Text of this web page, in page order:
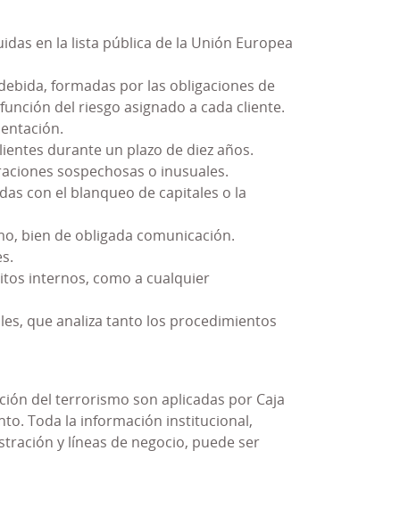
en la lista pública de la Unión Europea
formadas por las obligaciones de
del riesgo asignado a cada cliente.
durante un plazo de diez años.
sospechosas o inusuales.
con el blanqueo de capitales o la
bien de obligada comunicación.
internos, como a cualquier
que analiza tanto los procedimientos
del terrorismo son aplicadas por Caja
Toda la información institucional,
y líneas de negocio, puede ser
a relacionar las políticas y procedimientos
del Modelo PRP para denunciar
para sancionar adecuadamente el
como consecuencia de
para adecuar el Modelo a las nuevas
con los requerimientos normativos, se
Penal (SGCP)
UNE 19601 relativa a Sistemas de
una
de actuación y a las políticas y